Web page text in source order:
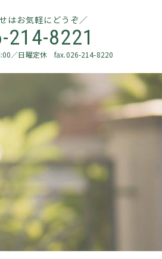
はお気軽にどうぞ
8221
／日曜定休 fax.026-214-8220